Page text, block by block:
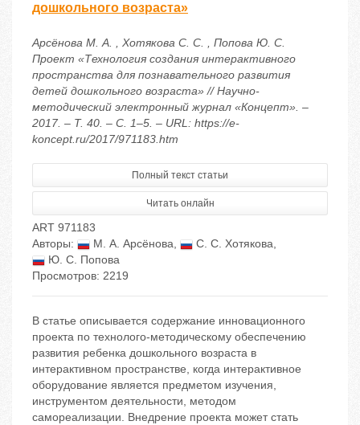
дошкольного возраста»
Арсёнова М. А. , Хотякова С. С. , Попова Ю. С.
Проект «Технология создания интерактивного
пространства для познавательного развития
детей дошкольного возраста» // Научно-
методический электронный журнал «Концепт». –
2017. – Т. 40. – С. 1–5. – URL: https://e-
koncept.ru/2017/971183.htm
Полный текст статьи
Читать онлайн
ART 971183
Авторы:
М. А. Арсёнова, С. С. Хотякова,
Ю. С. Попова
Просмотров: 2219
В статье описывается содержание инновационного
проекта по технолого-методическому обеспечению
развития ребенка дошкольного возраста в
интерактивном пространстве, когда интерактивное
оборудование является предметом изучения,
инструментом деятельности, методом
самореализации. Внедрение проекта может стать